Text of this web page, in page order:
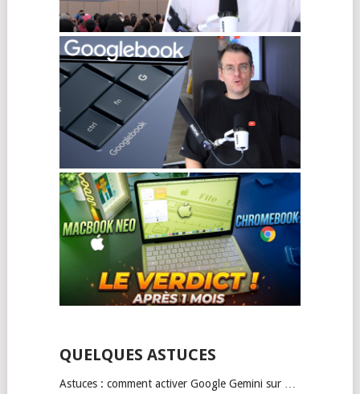
QUELQUES ASTUCES
Astuces : comment activer Google Gemini sur …